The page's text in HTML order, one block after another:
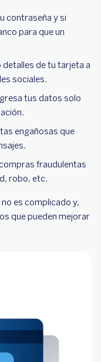
contraseña y si
para que un
de tu tarjeta a
sociales.
tus datos solo
engañosas que
fraudulentas
robo, etc.
es complicado y,
que pueden mejorar